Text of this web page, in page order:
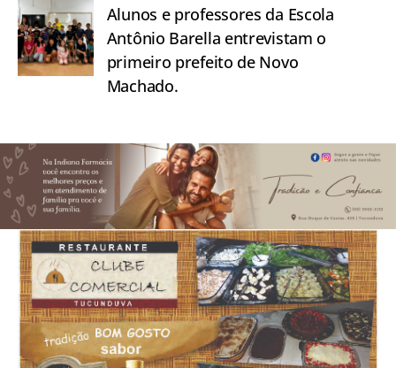
Alunos e professores da Escola
Antônio Barella entrevistam o
primeiro prefeito de Novo
Machado.